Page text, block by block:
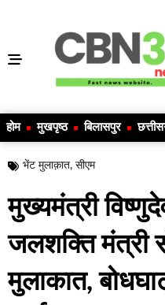
होम मुखपृष्ठ बिलासपुर
भेंट मुलाक़ात, सीएम
मुख्यमंत्री
जलशक्ति मंत्री
मुलाकात,